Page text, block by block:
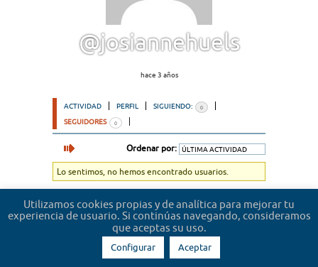
@josiannehuels
hace 3 años
ACTIVIDAD PERFIL SIGUIENDO: 0
SEGUIDORES 0
Ordenar por:
Lo sentimos, no hemos encontrado usuarios.
Utilizamos cookies propias y de analítica para mejorar tu
experiencia de usuario. Si continúas navegando, consideramos
que aceptas su uso.
Configurar Aceptar